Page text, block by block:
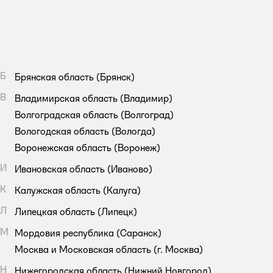
Б Брянская область (Брянск)
В
Владимирская область (Владимир)
Волгоградская область (Волгоград)
Вологодская область (Вологда)
Воронежская область (Воронеж)
И
Ивановская область (Иваново)
К
Калужская область (Калуга)
Л
Липецкая область (Липецк)
М
Мордовия республика (Саранск)
Москва и Московская область (г. Москва)
Н
Нижегородская область (Нижний Новгород)